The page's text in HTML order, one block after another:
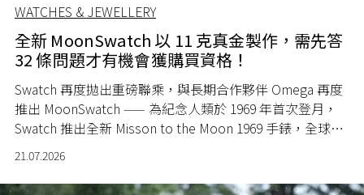
WATCHES & JEWELLERY
全新 MoonSwatch 以 11 克真金製作，需先答
32 條問題才有機會獲購買資格！
Swatch 再度拋出重磅聯乘，與長期合作夥伴 Omega 再度
推出 MoonSwatch —— 為紀念人類於 1969 年首次登月，
Swatch 推出全新 Misson to the Moon 1969 手錶，全球限
21.07.2026